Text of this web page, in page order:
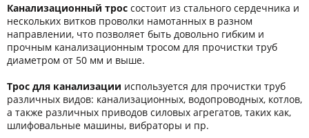
Канализационный трос состоит из стального сердечника и
нескольких витков проволки намотанных в разном
направлении, что позволяет быть довольно гибким и
прочным канализационным тросом для прочистки труб
диаметром от 50 мм и выше.
Трос для канализации используется для прочистки труб
различных видов: канализационных, водопроводных, котлов,
а также различных приводов силовых агрегатов, таких как,
шлифовальные машины, вибраторы и пр.